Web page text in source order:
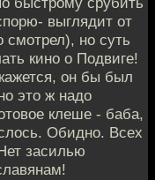
выглядит от
смотрел), но суть
кино о Подвиге!
он бы был
это ж надо
клеше - баба,
Обидно. Всех
засилью